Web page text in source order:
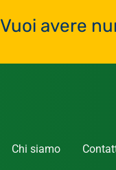
Vuoi avere
Chi siamo